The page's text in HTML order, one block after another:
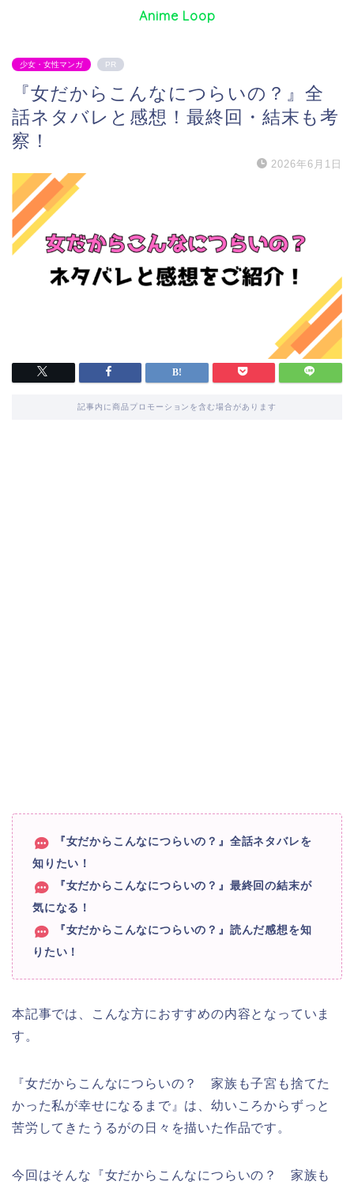
Anime Loop
少女・女性マンガ PR
『女だからこんなにつらいの？』全
話ネタバレと感想！最終回・結末も考
察！
2026年6月1日
記事内に商品プロモーションを含む場合があります
『女だからこんなにつらいの？』全話ネタバレを
知りたい！
『女だからこんなにつらいの？』最終回の結末が
気になる！
『女だからこんなにつらいの？』読んだ感想を知
りたい！
本記事では、こんな方におすすめの内容となっていま
す。
『女だからこんなにつらいの？ 家族も子宮も捨てた
かった私が幸せになるまで』は、幼いころからずっと
苦労してきたうるがの日々を描いた作品です。
今回はそんな『女だからこんなにつらいの？ 家族も